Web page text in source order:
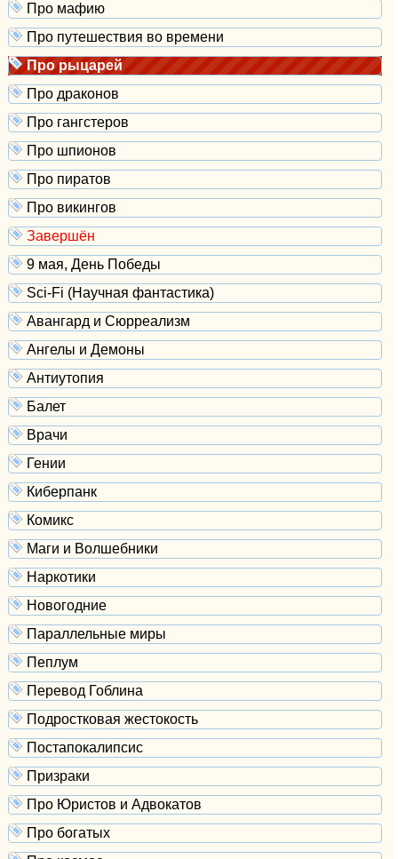
Про мафию
Про путешествия во времени
Про рыцарей
Про драконов
Про гангстеров
Про шпионов
Про пиратов
Про викингов
Завершён
9 мая, День Победы
Sci-Fi (Научная фантастика)
Авангард и Сюрреализм
Ангелы и Демоны
Антиутопия
Балет
Врачи
Гении
Киберпанк
Комикс
Маги и Волшебники
Наркотики
Новогодние
Параллельные миры
Пеплум
Перевод Гоблина
Подростковая жестокость
Постапокалипсис
Призраки
Про Юристов и Адвокатов
Про богатых